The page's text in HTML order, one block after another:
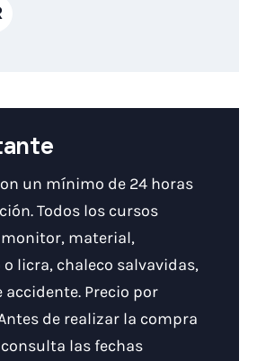
un mínimo de 24 horas
Todos los cursos
material,
o licra, chaleco salvavidas,
accidente. Precio por
de realizar la compra
las fechas